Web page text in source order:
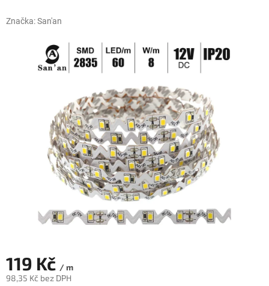
Značka:San'an
119 Kč / m
98,35 Kč bez DPH